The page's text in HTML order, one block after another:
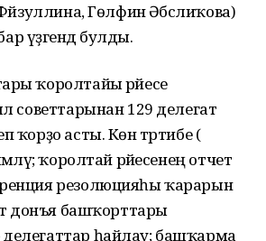
Гөлфинә Әбсәлиҡова)
үҙәгендә булды.
ҡоролтайы рәйесе
советтарынан 129 делегат
ҡорҙо асты. Көн тәртибе (
ҡоролтай рәйесенең отчет
резолюцияһы ҡарарын
донъя башҡорттары
һайлау; башҡарма